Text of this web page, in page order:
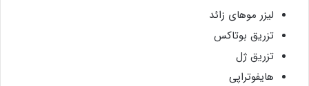
لیزر موهای زائد
تزریق بوتاکس
تزریق ژل
هایفوتراپی